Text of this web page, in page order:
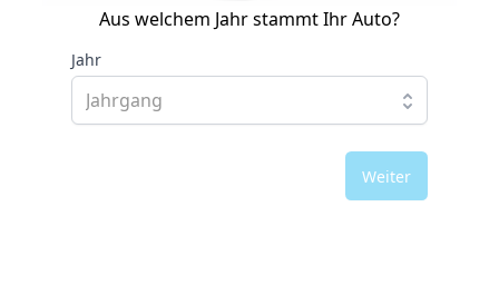
Aus welchem Jahr stammt Ihr Auto?
Jahr
Weiter